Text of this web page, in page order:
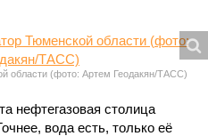
области (фото: Артем Геодакян/ТАСС)
нефтегазовая столица
вода есть, только её